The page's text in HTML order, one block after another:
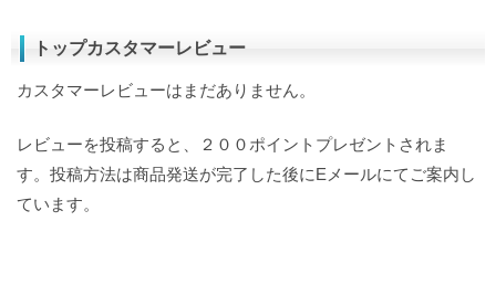
トップカスタマーレビュー
カスタマーレビューはまだありません。
レビューを投稿すると、２００ポイントプレゼントされま
す。投稿方法は商品発送が完了した後にEメールにてご案内し
ています。